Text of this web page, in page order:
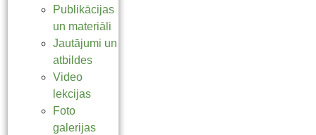
Publikācijas
un materiāli
Jautājumi un
atbildes
Video
lekcijas
Foto
galerijas